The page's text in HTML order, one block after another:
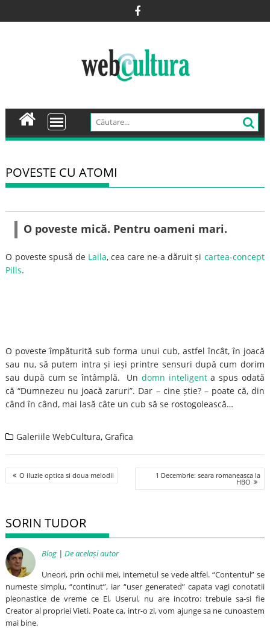
to
POVESTE CU ATOMI
O poveste mică. Pentru oameni mari.
O poveste spusă de Laila, cea care ne-a dăruit și cartea-concept
Pills.
O poveste împăturită sub forma unui cub, astfel încât, în joacă
sau nu, să putem intra și ieși printre sensuri după cum dorim
sau după cum se întâmplă. Un domn inteligenta spus odată
că “Dumnezeu nu joacă zaruri”. Dar – cine știe? – poate că, din
când în când, mai lasă câte un cub să se rostogolească…
Galeriile WebCultura, Grafica
Post
navigation
O iluzie optica si doua melodii 1 Decembrie: seara romaneasca la
HBO
SORIN TUDOR
Blog |De același autor
Uneori, prin ochii mei, internetul se vede altfel. “Contentul” se
numeste simplu, “continut”, iar “user generated” capata vagi conotatii
pleonastice de vreme ce El, Userul, nu are incotro: trebuie sa-si fie
Creator al propriei Vieti. Poate ca, intr-o zi, vom ajunge sa ne cunoastem
mai bine.